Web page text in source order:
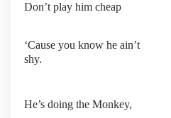
Don’t play him cheap
‘Cause you know he ain’t
shy.
He’s doing the Monkey,